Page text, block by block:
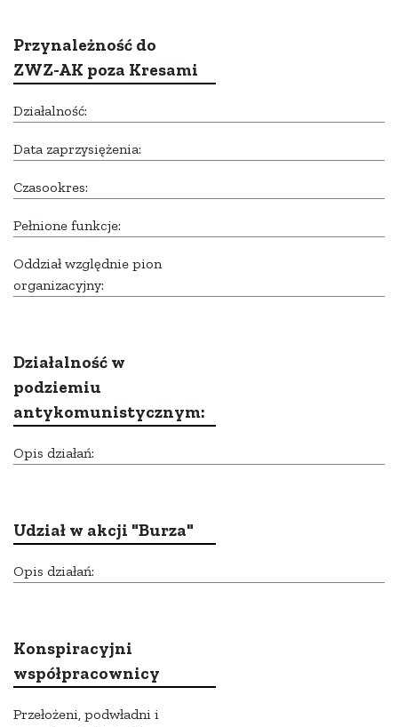
Przynależność do
ZWZ-AK poza Kresami
Działalność:
Data zaprzysiężenia:
Czasookres:
Pełnione funkcje:
Oddział względnie pion
organizacyjny:
Działalność w
podziemiu
antykomunistycznym:
Opis działań:
Udział w akcji "Burza"
Opis działań:
Konspiracyjni
współpracownicy
Przełożeni, podwładni i